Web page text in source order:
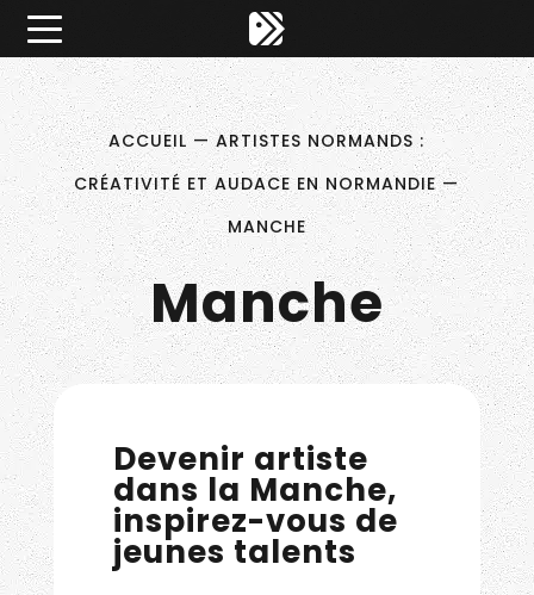
ACCUEIL—ARTISTES NORMANDS :
CRÉATIVITÉ ET AUDACE EN NORMANDIE—
MANCHE
Manche
Devenir artiste
dans la Manche,
inspirez-vous de
jeunes talents
Pitch ta Normandie
×
Êtes-vous d'accord pour activer les cookies pour une